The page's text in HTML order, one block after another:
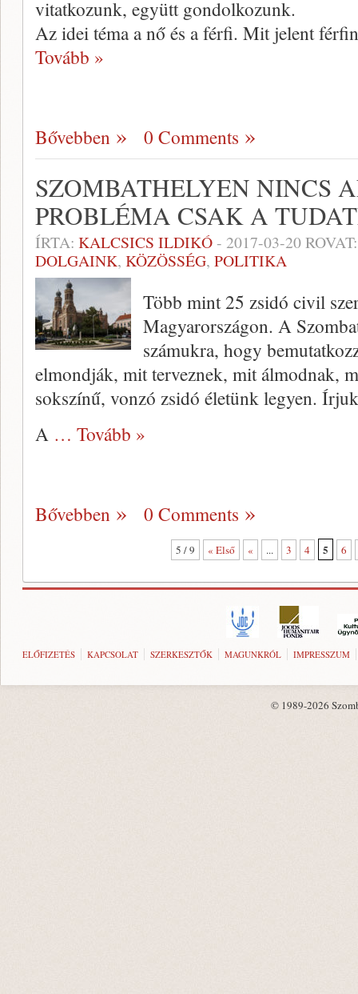
vitatkozunk, együtt gondolkozunk.
Az idei téma a nő és a férfi. Mit jelent
Tovább »
Bővebben 0 Comments
SZOMBATHELYEN NINCS
PROBLÉMA CSAK A
ÍRTA: KALCSICS ILDIKÓ- 2017-03-20
DOLGAINK, KÖZÖSSÉG, POLITIKA
Több mint 25 zsidó civil
Magyarországon. A
számukra, hogy
elmondják, mit terveznek, mit álmodnak,
sokszínű, vonzó zsidó életünk legyen.
A … Tovább »
Bővebben 0 Comments
5 / 9 « Első « ... 3 4 5 6
ELŐFIZETÉS KAPCSOLAT SZERKESZTŐK MAGUNKRÓL IMPRESSZUM
© 1989-2026